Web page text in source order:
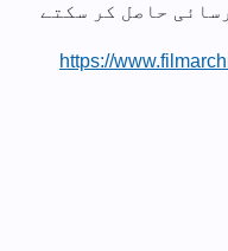
حاصل کر سکتے
https://